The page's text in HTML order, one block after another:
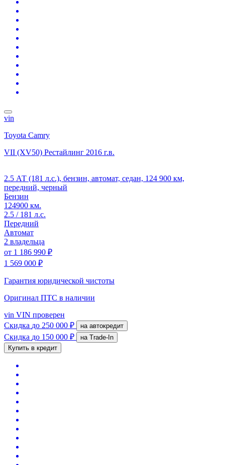
vin
Toyota Camry
VII (XV50) Рестайлинг 2016 г.в.
2.5 АТ (181 л.с.), бензин, автомат, седан, 124 900 км,
передний, черный
Бензин
124900 км.
2.5 / 181 л.с.
Передний
Автомат
2 владельца
от 1 186 990 ₽
1 569 000 ₽
Гарантия юридической чистоты
Оригинал ПТС в наличии
vin VIN проверен
Скидка до 250 000 ₽ на автокредит
Скидка до 150 000 ₽
на Trade-In
Купить в кредит